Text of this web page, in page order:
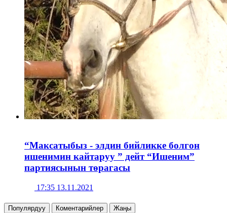
“Максатыбыз - элдин бийликке болгон
ишенимин кайтаруу ” дейт “Ишеним”
партиясынын төрагасы
17:35 13.11.2021
Популярдуу Коментарийлер Жаңы